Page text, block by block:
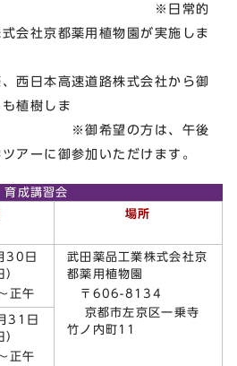
ます。 ※日常的
会社京都薬用植物園が実施しま
。
西日本高速道路株式会社から御
植樹しま
の方は、午後
アーに御参加いただけます。
育成講習会
場所
30日
）
正午
武田薬品工業株式会社京
都薬用植物園
〒606-8134
京都市左京区一乗寺
竹ノ内町11
日
）
正午